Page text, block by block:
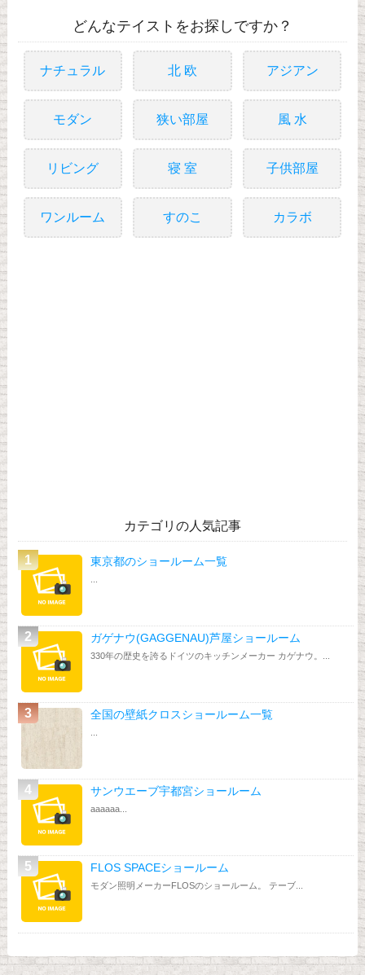
どんなテイストをお探しですか？
ナチュラル 北 欧 アジアン
モダン 狭い部屋 風 水
リビング 寝 室 子供部屋
ワンルーム すのこ カラボ
カテゴリの人気記事
東京都のショールーム一覧
ガゲナウ(GAGGENAU)芦屋ショールーム
330年の歴史を誇るドイツのキッチンメーカー カゲナウ。...
全国の壁紙クロスショールーム一覧
サンウエーブ宇都宮ショールーム
aaaaaa...
FLOS SPACEショールーム
モダン照明メーカーFLOSのショールーム。 テーブ...